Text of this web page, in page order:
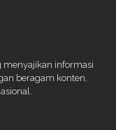
menyajikan informasi
beragam konten,